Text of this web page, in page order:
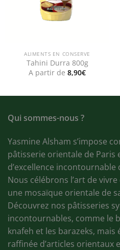
ALIMENTS EN CONSERVE
Tahini Durra 800g
A partir de 8,90€
Qui sommes-nous ?
Yasmine Alsham s’impose
pâtisserie orientale de Paris
d’excellence
Nous célébrons l’art de
une mosaïque orientale de
Découvrez nos pâtisseries
incontournables, comme le
knafeh et les barazeks,
raffinée d’articles orientaux